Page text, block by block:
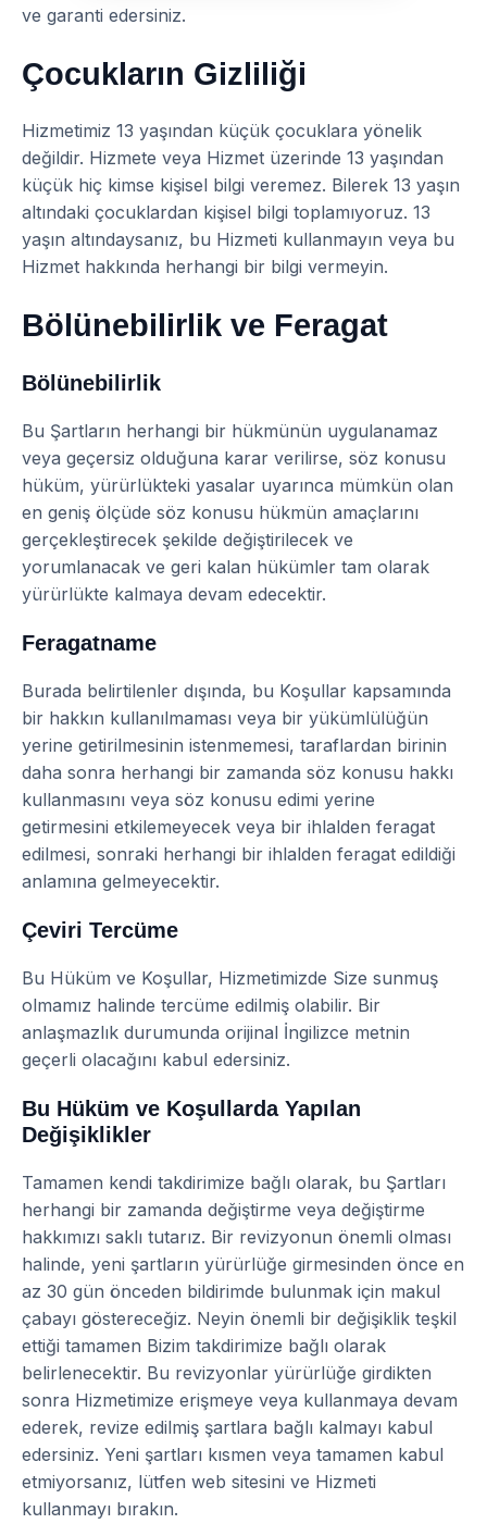
ve garanti edersiniz.
Çocukların Gizliliği
Hizmetimiz 13 yaşından küçük çocuklara yönelik
değildir. Hizmete veya Hizmet üzerinde 13 yaşından
küçük hiç kimse kişisel bilgi veremez. Bilerek 13 yaşın
altındaki çocuklardan kişisel bilgi toplamıyoruz. 13
yaşın altındaysanız, bu Hizmeti kullanmayın veya bu
Hizmet hakkında herhangi bir bilgi vermeyin.
Bölünebilirlik ve Feragat
Bölünebilirlik
Bu Şartların herhangi bir hükmünün uygulanamaz
veya geçersiz olduğuna karar verilirse, söz konusu
hüküm, yürürlükteki yasalar uyarınca mümkün olan
en geniş ölçüde söz konusu hükmün amaçlarını
gerçekleştirecek şekilde değiştirilecek ve
yorumlanacak ve geri kalan hükümler tam olarak
yürürlükte kalmaya devam edecektir.
Feragatname
Burada belirtilenler dışında, bu Koşullar kapsamında
bir hakkın kullanılmaması veya bir yükümlülüğün
yerine getirilmesinin istenmemesi, taraflardan birinin
daha sonra herhangi bir zamanda söz konusu hakkı
kullanmasını veya söz konusu edimi yerine
getirmesini etkilemeyecek veya bir ihlalden feragat
edilmesi, sonraki herhangi bir ihlalden feragat edildiği
anlamına gelmeyecektir.
Çeviri Tercüme
Bu Hüküm ve Koşullar, Hizmetimizde Size sunmuş
olmamız halinde tercüme edilmiş olabilir. Bir
anlaşmazlık durumunda orijinal İngilizce metnin
geçerli olacağını kabul edersiniz.
Bu Hüküm ve Koşullarda Yapılan
Değişiklikler
Tamamen kendi takdirimize bağlı olarak, bu Şartları
herhangi bir zamanda değiştirme veya değiştirme
hakkımızı saklı tutarız. Bir revizyonun önemli olması
halinde, yeni şartların yürürlüğe girmesinden önce en
az 30 gün önceden bildirimde bulunmak için makul
çabayı göstereceğiz. Neyin önemli bir değişiklik teşkil
ettiği tamamen Bizim takdirimize bağlı olarak
belirlenecektir. Bu revizyonlar yürürlüğe girdikten
sonra Hizmetimize erişmeye veya kullanmaya devam
ederek, revize edilmiş şartlara bağlı kalmayı kabul
edersiniz. Yeni şartları kısmen veya tamamen kabul
etmiyorsanız, lütfen web sitesini ve Hizmeti
kullanmayı bırakın.